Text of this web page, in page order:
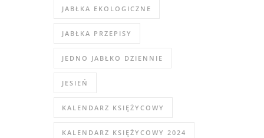
JABŁKA EKOLOGICZNE
JABŁKA PRZEPISY
JEDNO JABŁKO DZIENNIE
JESIEŃ
KALENDARZ KSIĘŻYCOWY
KALENDARZ KSIĘŻYCOWY 2024